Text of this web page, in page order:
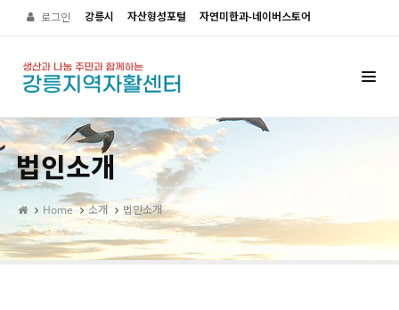
로그인 강릉시 자산형성포털 자연미한과-네이버스토어
법인소개
Home 소개 법인소개